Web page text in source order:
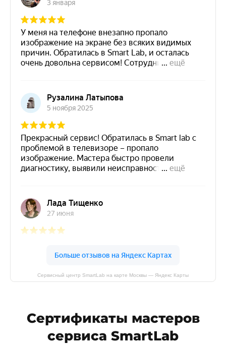
Сервисный центр SmartLab на карте Москвы — Яндекс Карты
Сертификаты мастеров
сервиса SmartLab